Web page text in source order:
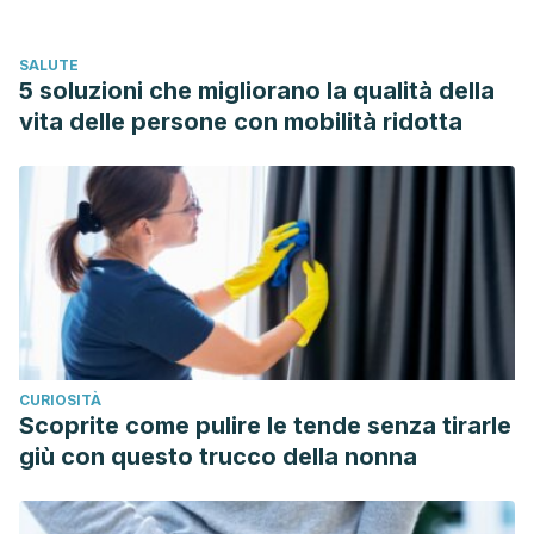
síndrome de dumping. Anales de Pediatria.
https://doi.org/10.1157/13113030
SALUTE
5 soluzioni che migliorano la qualità della
vita delle persone con mobilità ridotta
CURIOSITÀ
Scoprite come pulire le tende senza tirarle
giù con questo trucco della nonna